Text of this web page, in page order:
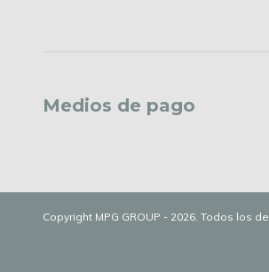
Medios de pago
Copyright MPG GROUP - 2026. Todos los